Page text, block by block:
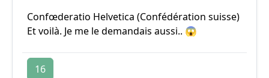
Confœderatio Helvetica (Confédération suisse)
Et voilà. Je me le demandais aussi.. 😱
16